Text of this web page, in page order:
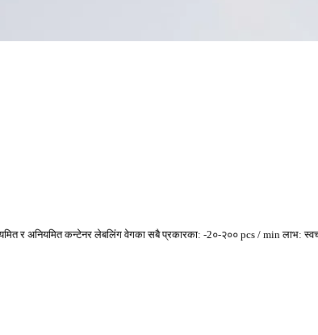
र अनियमित कन्टेनर लेबलिंग वेगका सबै प्रकारका: -2०-२०० pcs / min लाभ: